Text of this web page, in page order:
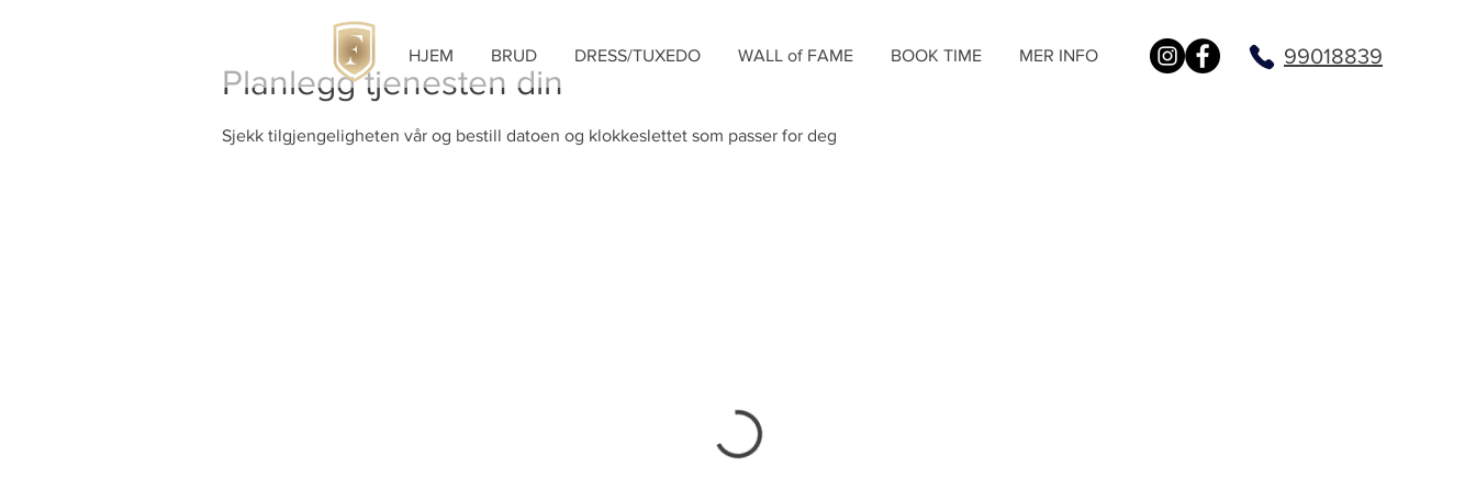
Planlegg tjenesten din
Sjekk tilgjengeligheten vår og bestill datoen og klokkeslettet som passer for deg
HJEM BRUD DRESS/TUXEDO WALL of FAME BOOK TIME MER INFO 99018839